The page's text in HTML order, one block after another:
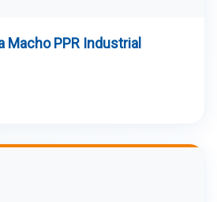
PPR Industrial